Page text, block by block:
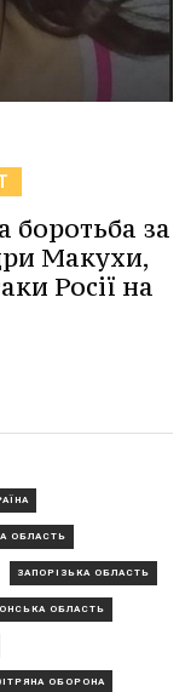
боротьба за
Макухи,
Росії на
ОБЛАСТЬ
ЗАПОРІЗЬКА ОБЛАСТЬ
ОБЛАСТЬ
ОБОРОНА